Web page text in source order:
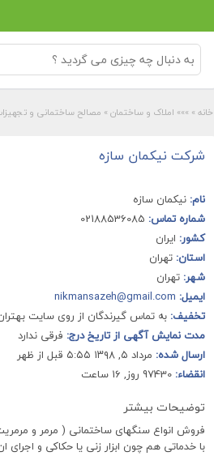
خانه » »»» املاک و ساختمان » مصالح ساختمانی و
شرکت نیکمان سازه
نام: نیکمان سازه
شماره تماس:
کشور: ایران
استان: تهران
شهر: تهران
ایمیل: nikmansazeh@gmail.com
تخفیف: به تماس گیرندگان از روی سایت
مدت نمایش آگهی از تاریخ درج: فرقی ندارد
ارسال شده: مرداد ۵, ۱۳۹۸ ۵:۵۵ قبل از ظهر
انقضاء:
توضیحات بیشتر
فروش انواع سنگهای ساختمانی ( مرمر و
با خدماتی هم چون ابزار زنی یا حکاکی و